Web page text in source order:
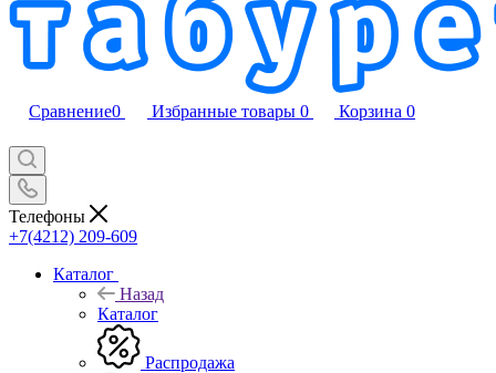
Сравнение0 Избранные товары 0 Корзина 0
Телефоны
+7(4212) 209-609
Каталог
Назад
Каталог
Распродажа